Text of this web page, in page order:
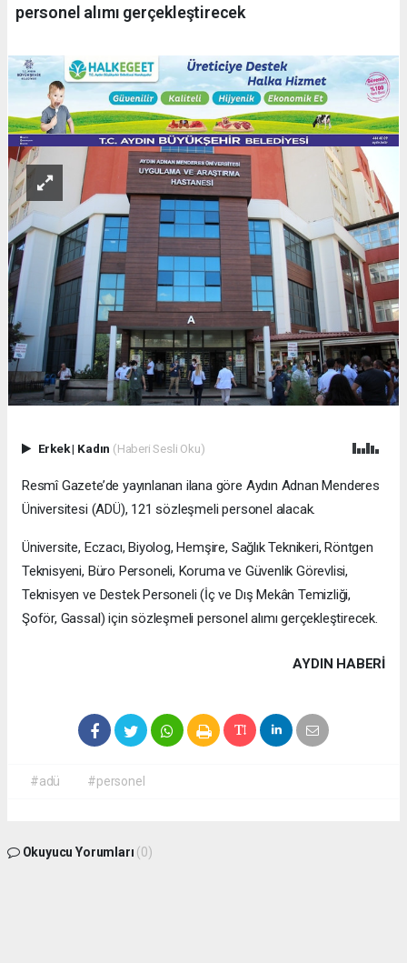
personel alımı gerçekleştirecek
Erkek| Kadın (Haberi Sesli Oku)
Resmî Gazete’de yayınlanan ilana göre Aydın Adnan Menderes
Üniversitesi (ADÜ), 121 sözleşmeli personel alacak.
Üniversite, Eczacı, Biyolog, Hemşire, Sağlık Teknikeri, Röntgen
Teknisyeni, Büro Personeli, Koruma ve Güvenlik Görevlisi,
Teknisyen ve Destek Personeli (İç ve Dış Mekân Temizliği,
Şoför, Gassal) için sözleşmeli personel alımı gerçekleştirecek.
AYDIN HABERİ
#adü #personel
Okuyucu Yorumları (0)